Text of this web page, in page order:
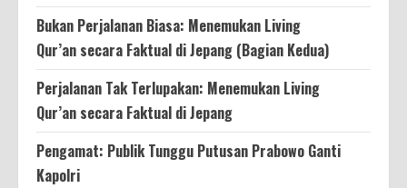
Bukan Perjalanan Biasa: Menemukan Living
Qur’an secara Faktual di Jepang (Bagian Kedua)
Perjalanan Tak Terlupakan: Menemukan Living
Qur’an secara Faktual di Jepang
Pengamat: Publik Tunggu Putusan Prabowo Ganti
Kapolri